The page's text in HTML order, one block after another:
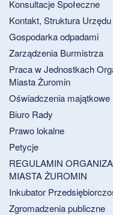
Konsultacje Społeczne
Kontakt, Struktura
Gospodarka odpadami
Zarządzenia Burmistrza
Praca w Jednostkach
Miasta Żuromin
Oświadczenia majątkowe
Biuro Rady
Prawo lokalne
Petycje
REGULAMIN
MIASTA ŻUROMIN
Inkubator
Zgromadzenia publiczne